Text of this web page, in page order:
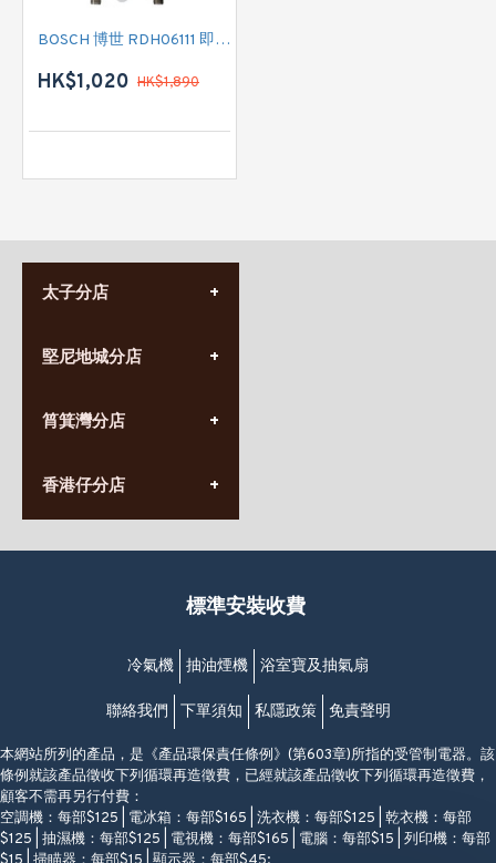
BOSCH 博世 RDH06111 即熱式電熱水爐
HK$1,020 HK$1,890
太子分店
營業時間:
九龍太子太子道西141號
堅尼地城分店
營業時間:
香港堅尼地城卑路乍街
(堅尼地城地鐵站B出口)
筲箕灣分店
營業時間:
(10:00am-20:30pm)
香港仔分店
營業時間:
香港香港仔成都道20-28號
(黃竹坑地鐵站轉4M專線小巴)
標準安裝收費
冷氣機 抽油煙機 浴室寶及抽氣扇
聯絡我們 下單須知 私隱政策 免責聲明
本網站所列的產品，是《產品環保責任條例》(第603章)所指的受管制電器。該
條例就該產品徵收下列循環再造徵費，已經就該產品徵收下列循環再造徵費，
顧客不需再另行付費：
空調機：每部$125 | 電冰箱：每部$165 | 洗衣機：每部$125 | 乾衣機：每部
$125 | 抽濕機：每部$125 | 電視機：每部$165 | 電腦：每部$15 | 列印機：每部